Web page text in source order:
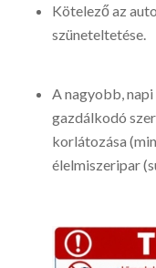
Kötelező az
szüneteltetése.
A nagyobb,
gazdálkodó
korlátozása
élelmiszeripar